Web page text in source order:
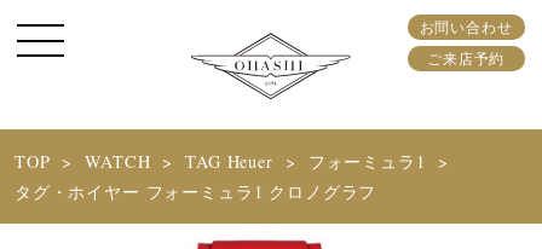
お問い合わせ
ご来店予約
TOP WATCH TAG Heuer
フォーミュラ1
タグ・ホイヤー フォーミュラ1 クロノグラフ